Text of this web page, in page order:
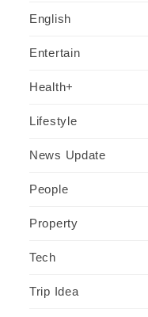
English
Entertain
Health+
Lifestyle
News Update
People
Property
Tech
Trip Idea